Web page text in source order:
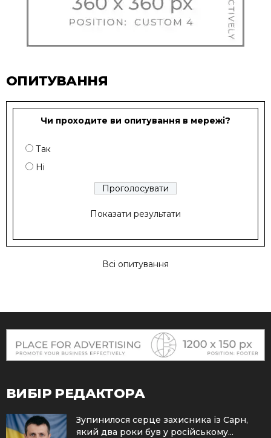
ОПИТУВАННЯ
Чи проходите ви опитування в мережі?
Так
Ні
Показати результати
Всі опитування
ВИБІР РЕДАКТОРА
Зупинилося серце захисника із Сарн,
який два роки був у російському...